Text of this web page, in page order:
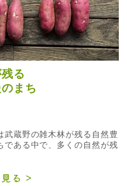
る
まち
蔵野の雑木林が残る自然豊
ある中で、多くの自然が残
る